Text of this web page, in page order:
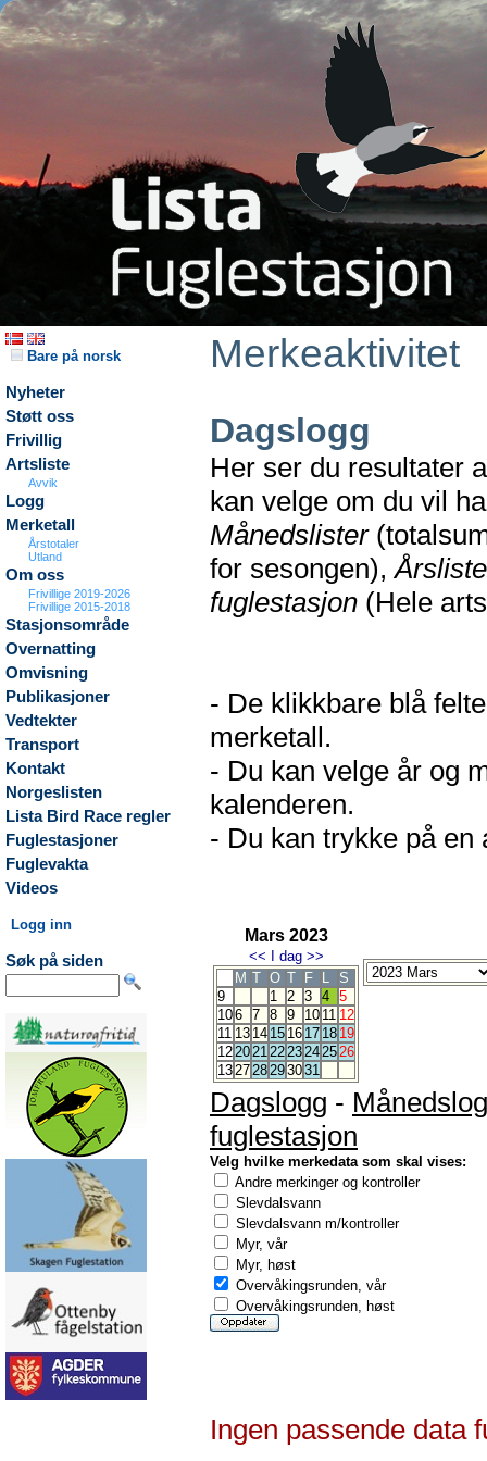
Bare på norsk
Nyheter
Støtt oss
Frivillig
Artsliste
Avvik
Logg
Merketall
Årstotaler
Utland
Om oss
Frivillige 2019-2026
Frivillige 2015-2018
Stasjonsområde
Overnatting
Omvisning
Publikasjoner
Vedtekter
Transport
Kontakt
Norgeslisten
Lista Bird Race regler
Fuglestasjoner
Fuglevakta
Videos
Logg inn
Søk på siden
Merkeaktivitet
Dagslogg
Her ser du resultater
kan velge om du vil
Månedslister
for sesongen),
fuglestasjon (Hele
- De klikkbare blå
merketall.
- Du kan velge år og
kalenderen.
- Du kan trykke på en
Mars 2023
<< I dag >>
M T O T F L
S
9
1 2 3 4 5
106 7 8 9 10 11 12
11 13 14 15 16 17 18 19
1220212223242526
132728293031
Dagslogg -
fuglestasjon
Velg hvilke merkedata som skal vises:
Andre merkinger og kontroller
Slevdalsvann
Slevdalsvann m/kontroller
Myr, vår
Myr, høst
Overvåkingsrunden, vår
Overvåkingsrunden, høst
Ingen passende data